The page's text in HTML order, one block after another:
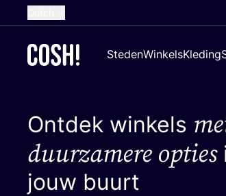
French
German
Croatian
StedenWinkelsKleding
Ontdek winkels
duurzamere opties
jouw buurt